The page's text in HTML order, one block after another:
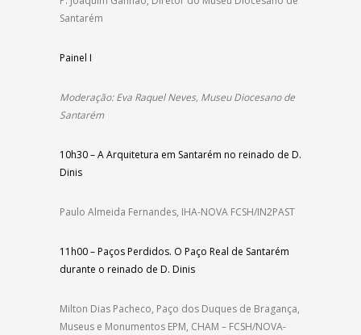
Santarém
Painel I
Moderação: Eva Raquel Neves, Museu Diocesano de
Santarém
10h30 – A Arquitetura em Santarém no reinado de D.
Dinis
Paulo Almeida Fernandes, IHA-NOVA FCSH/IN2PAST
11h00 – Paços Perdidos. O Paço Real de Santarém
durante o reinado de D. Dinis
Milton Dias Pacheco, Paço dos Duques de Bragança,
Museus e Monumentos EPM, CHAM – FCSH/NOVA-